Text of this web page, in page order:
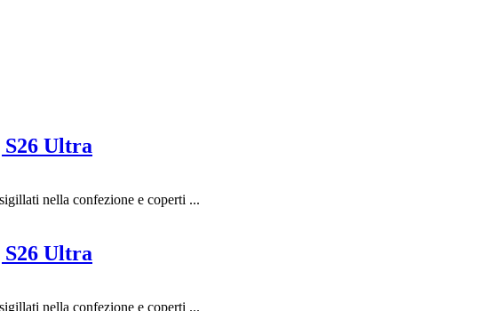
S26 Ultra
nella confezione e coperti ...
S26 Ultra
nella confezione e coperti ...